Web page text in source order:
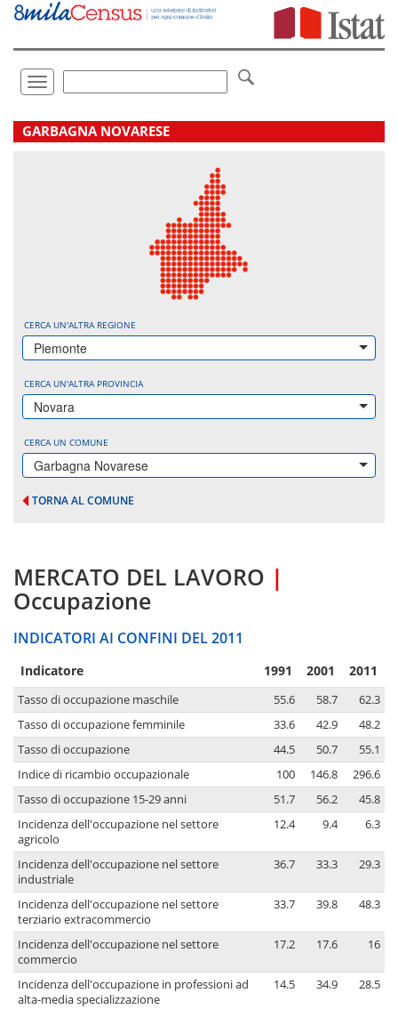
Vai
direttamente
Toggle
navigation
.
GARBAGNA NOVARESE
CERCA UN'ALTRA REGIONE
Piemonte
CERCA UN'ALTRA PROVINCIA
Novara
CERCA UN COMUNE
Garbagna Novarese
TORNA AL COMUNE
MERCATO DEL LAVORO |
Occupazione
INDICATORI AI CONFINI DEL 2011
Indicatore 1991 2001 2011
Tasso di occupazione maschile 55.6 58.7
62.3
Tasso di occupazione femminile
33.6 42.9
48.2
Tasso di occupazione
44.5 50.7
55.1
Indice di ricambio occupazionale
100 146.8
296.6
Tasso di occupazione 15-29 anni
51.7 56.2
45.8
Incidenza dell'occupazione nel settore
agricolo
12.4 9.4 6.3
Incidenza dell'occupazione nel settore
industriale
36.7 33.3 29.3
Incidenza dell'occupazione nel settore
terziario extracommercio
33.7 39.8 48.3
Incidenza dell'occupazione nel settore
commercio
17.2 17.6 16
Incidenza dell'occupazione in professioni ad
alta-media specializzazione
14.5 34.9 28.5